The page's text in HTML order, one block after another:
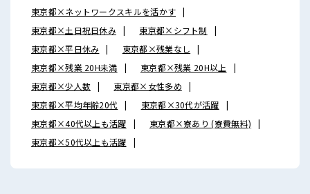
東京都×ネットワークスキルを活かす
東京都×土日祝日休み
東京都×シフト制
東京都×平日休み
東京都×残業なし
東京都×残業 20H未満
東京都×残業 20H以上
東京都×少人数
東京都×女性多め
東京都×平均年齢20代
東京都×30代が活躍
東京都×40代以上も活躍
東京都×寮あり (寮費無料)
東京都×50代以上も活躍